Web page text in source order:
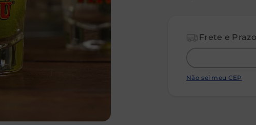
Não sei meu CEP